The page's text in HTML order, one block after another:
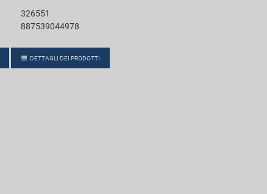
326551
887539044978
DETTAGLI DEI PRODOTTI